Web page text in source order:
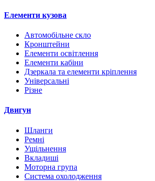
Елементи кузова
Автомобільне скло
Кронштейни
Елементи освітлення
Елементи кабіни
Дзеркала та елементи кріплення
Універсальні
Різне
Двигун
Шланги
Ремні
Ущільнення
Вкладиші
Моторна група
Система охолодження